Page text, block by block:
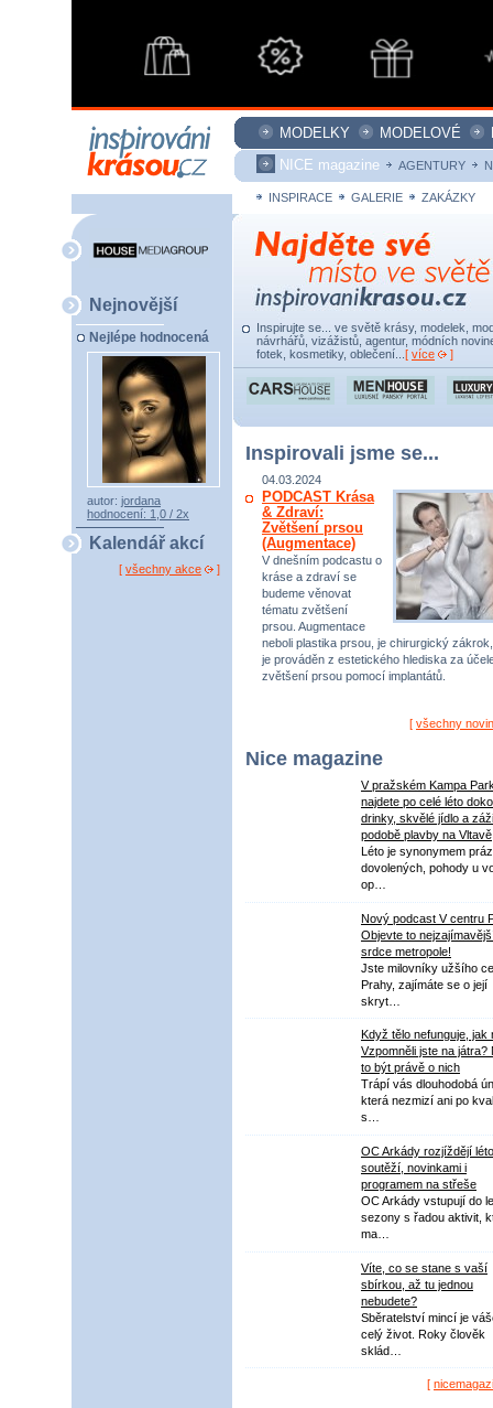
MODELKY MODELOVÉ
NICE magazine
AGENTURY
INSPIRACE GALERIE ZAKÁZKY
Nejnovější
Nejlépe hodnocená
autor: jordana
hodnocení: 1,0 / 2x
Kalendář akcí
[ všechny akce ]
Inspirujte se... ve světě krásy, modelek,
návrhářů, vizážistů, agentur, módních
fotek, kosmetiky, oblečení... [ více ]
Inspirovali jsme se...
04.03.2024
PODCAST Krása
& Zdraví:
Zvětšení prsou
(Augmentace)
V dnešním podcastu o
kráse a zdraví se
budeme věnovat
tématu zvětšení
prsou. Augmentace
neboli plastika prsou, je chirurgický
je prováděn z estetického hlediska za
zvětšení prsou pomocí implantátů.
[ všechny
Nice magazine
V pražském Kampa
najdete po celé léto
drinky, skvělé jídlo a
podobě plavby na Vltavě
Léto je synonymem
dovolených, pohody u
op…
Nový podcast V centru
Objevte to
srdce metropole!
Jste milovníky užšího
Prahy, zajímáte se o její
skryt…
Když tělo nefunguje, jak
Vzpomněli jste na játra?
to být právě o nich
Trápí vás dlouhodobá
která nezmizí ani po
s…
OC Arkády rozjíždějí léto
soutěží, novinkami i
programem na střeše
OC Arkády vstupují do
sezony s řadou aktivit,
ma…
Víte, co se stane s vaší
sbírkou, až tu jednou
nebudete?
Sběratelství mincí je
celý život. Roky člověk
sklád…
[